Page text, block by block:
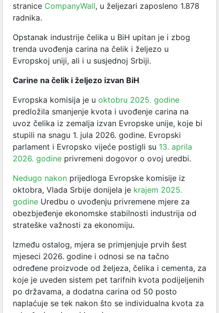
stranice CompanyWall, u željezari zaposleno 1.878
radnika.
Opstanak industrije čelika u BiH upitan je i zbog
trenda uvođenja carina na čelik i željezo u
Evropskoj uniji, ali i u susjednoj Srbiji.
Carine na čelik i željezo izvan BiH
Evropska komisija je u oktobru 2025. godine
predložila smanjenje kvota i uvođenje carina na
uvoz čelika iz zemalja izvan Evropske unije, koje bi
stupili na snagu 1. jula 2026. godine. Evropski
parlament i Evropsko vijeće postigli su 13. aprila
2026. godine privremeni dogovor o ovoj uredbi.
Nedugo nakon prijedloga Evropske komisije iz
oktobra, Vlada Srbije donijela je krajem 2025.
godine Uredbu o uvođenju privremene mjere za
obezbjeđenje ekonomske stabilnosti industrija od
strateške važnosti za ekonomiju.
Između ostalog, mjera se primjenjuje prvih šest
mjeseci 2026. godine i odnosi se na tačno
određene proizvode od željeza, čelika i cementa, za
koje je uveden sistem pet tarifnih kvota podijeljenih
po državama, a dodatna carina od 50 posto
naplaćuje se tek nakon što se individualna kvota za